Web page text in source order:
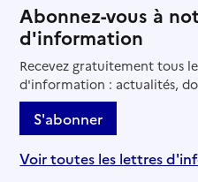
Abonnez-vous à
d'information
Recevez gratuitement tous
d'information : actualités,
S'abonner
Voir toutes les lettres